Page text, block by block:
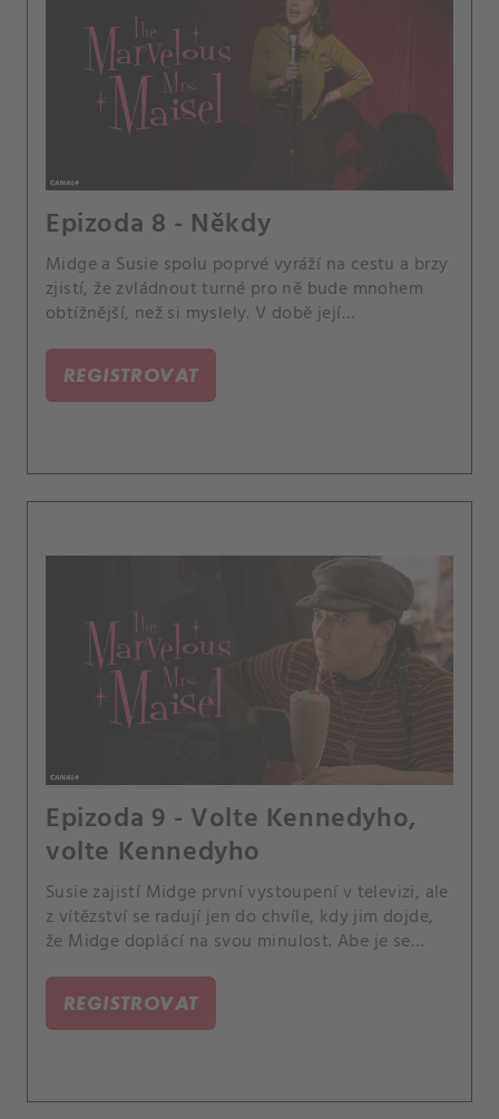
Epizoda 8 - Někdy
Midge a Susie spolu poprvé vyráží na cestu a brzy
zjistí, že zvládnout turné pro ně bude mnohem
obtížnější, než si myslely. V době její
zajetých kolejích a Midge je nucena se zamyslet
nad tím, zda má cenu, aby pro svůj nový život
obětovala to, co má doma.
REGISTROVAT
Epizoda 9 - Volte Kennedyho,
volte Kennedyho
Susie zajistí Midge první vystoupení v televizi, ale
z vítězství se radují jen do chvíle, kdy jim dojde,
že Midge doplácí na svou minulost. Abe je se
zatímco Joel se utápí v přesčasech v Maisel &
Roth.
REGISTROVAT